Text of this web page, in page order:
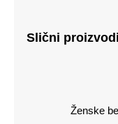
Slični proizvodi
Ženske